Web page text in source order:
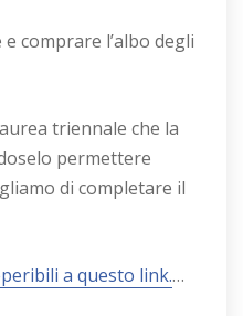
comprare l’albo degli
triennale che la
permettere
di completare il
a questo link.…